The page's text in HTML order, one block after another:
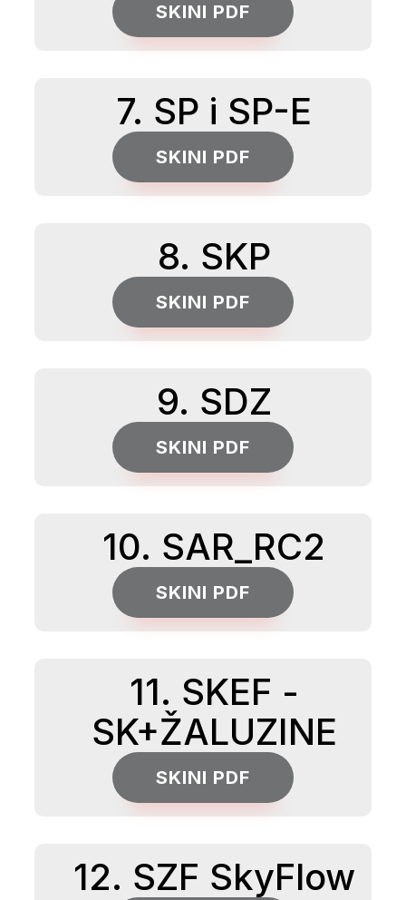
SKINI PDF
7. SP i SP-E
SKINI PDF
8. SKP
SKINI PDF
9. SDZ
SKINI PDF
10. SAR_RC2
SKINI PDF
11. SKEF -
SK+ŽALUZINE
SKINI PDF
12. SZF SkyFlow